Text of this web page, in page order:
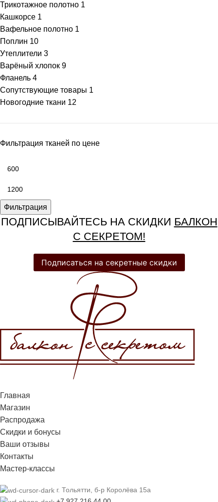
Трикотажное полотно 1
Кашкорсе 1
Вафельное полотно 1
Поплин 10
Утеплители 3
Варёный хлопок 9
Фланель 4
Сопутствующие товары 1
Новогодние ткани 12
Фильтрация тканей по цене
Фильтрация
ПОДПИСЫВАЙТЕСЬ НА СКИДКИ БАЛКОН
С СЕКРЕТОМ!
Подписаться на секретные скидки
Главная
Магазин
Распродажа
Cкидки и бонусы
Ваши отзывы
Контакты
Мастер-классы
г. Тольятти, б-р Королёва 15а